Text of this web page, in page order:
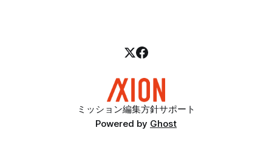
ミッション編集方針サポート
Powered by Ghost